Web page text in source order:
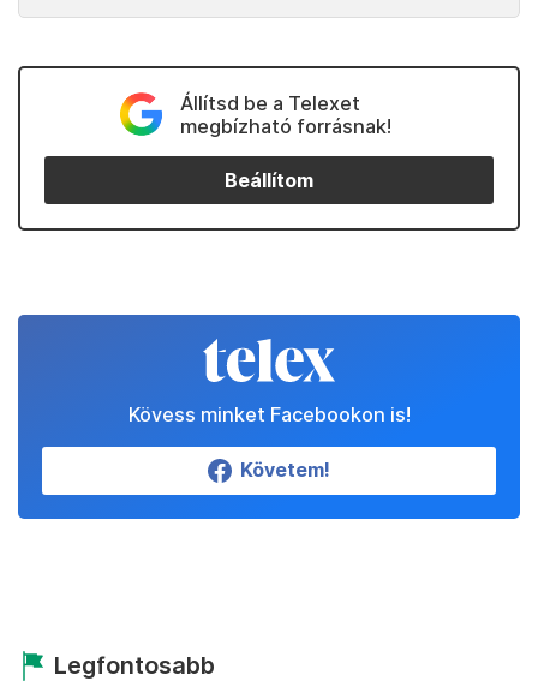
Állítsd be a Telexet
megbízható forrásnak!
Beállítom
Kövess minket Facebookon is!
Követem!
Legfontosabb